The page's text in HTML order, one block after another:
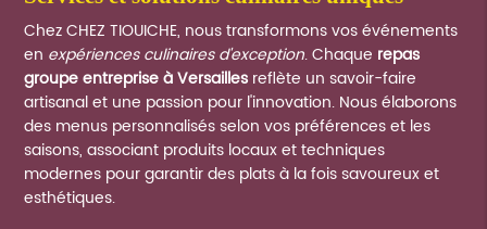
Chez CHEZ TIOUICHE, nous transformons vos événements
en expériences culinaires d'exception. Chaque repas
groupe entreprise à Versailles reflète un savoir-faire
artisanal et une passion pour l'innovation. Nous élaborons
des menus personnalisés selon vos préférences et les
saisons, associant produits locaux et techniques
modernes pour garantir des plats à la fois savoureux et
esthétiques.